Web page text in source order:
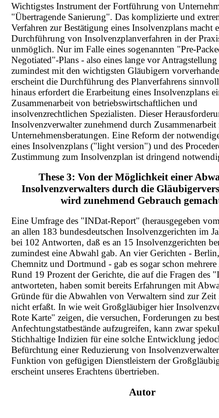
Wichtigstes Instrument der Fortführung von
"Übertragende Sanierung". Das komplizierte und
Verfahren zur Bestätigung eines Insolvenzplans macht
Durchführung von Insolvenzplanverfahren in der
unmöglich. Nur im Falle eines sogenannten "Pre-
Negotiated"-Plans - also eines lange vor
zumindest mit den wichtigsten Gläubigern
erscheint die Durchführung des Planverfahrens
hinaus erfordert die Erarbeitung eines Insolvenzplans
Zusammenarbeit von betriebswirtschaftlichen und
insolvenzrechtlichen Spezialisten. Dieser
Insolvenzverwalter zunehmend durch
Unternehmensberatungen. Eine Reform der
eines Insolvenzplans ("light version") und des
Zustimmung zum Insolvenzplan ist dringend
These 3: Von der Möglichkeit einer
Insolvenzverwalters durch die
wird zunehmend Gebrauch
Eine Umfrage des "INDat-Report" (herausgegeben
an allen 183 bundesdeutschen Insolvenzgerichten im
bei 102 Antworten, daß es an 15 Insolvenzgerichten
zumindest eine Abwahl gab. An vier Gerichten -
Chemnitz und Dortmund - gab es sogar schon
Rund 19 Prozent der Gerichte, die auf die Fragen des
antworteten, haben somit bereits Erfahrungen mit
Gründe für die Abwahlen von Verwaltern sind zur Zeit
nicht erfaßt. In wie weit Großgläubiger hier
Rote Karte" zeigen, die versuchen, Forderungen zu
Anfechtungstatbestände aufzugreifen, kann zwar
Stichhaltige Indizien für eine solche Entwicklung
Befürchtung einer Reduzierung von
Funktion von gefügigen Dienstleistern der
erscheint unseres Erachtens übertrieben.
Autor